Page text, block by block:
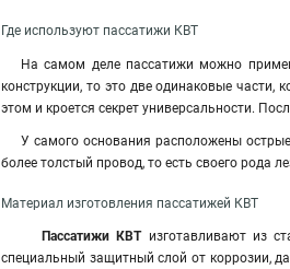
Где используют пассатижи КВТ
На самом деле пассатижи можно
конструкции, то это две одинаковые
этом и кроется секрет универсальности.
У самого основания расположены
более толстый провод, то есть своего рода
Материал изготовления пассатижей КВТ
Пассатижи КВТ изготавливают из
специальный защитный слой от коррозии,